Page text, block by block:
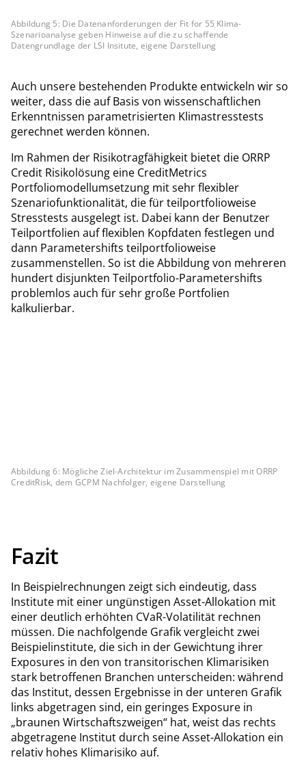
Abbildung 5: Die Datenanforderungen der Fit for 55 Klima-
Szenarioanalyse geben Hinweise auf die zu schaffende
Datengrundlage der LSI Insitute, eigene Darstellung
Auch unsere bestehenden Produkte entwickeln wir so
weiter, dass die auf Basis von wissenschaftlichen
Erkenntnissen parametrisierten Klimastresstests
gerechnet werden können.
Im Rahmen der Risikotragfähigkeit bietet die ORRP
Credit Risikolösung eine CreditMetrics
Portfoliomodellumsetzung mit sehr flexibler
Szenariofunktionalität, die für teilportfolioweise
Stresstests ausgelegt ist. Dabei kann der Benutzer
Teilportfolien auf flexiblen Kopfdaten festlegen und
dann Parametershifts teilportfolioweise
zusammenstellen. So ist die Abbildung von mehreren
hundert disjunkten Teilportfolio-Parametershifts
problemlos auch für sehr große Portfolien
kalkulierbar.
Abbildung 6: Mögliche Ziel-Architektur im Zusammenspiel mit ORRP
CreditRisk, dem GCPM Nachfolger, eigene Darstellung
Fazit
In Beispielrechnungen zeigt sich eindeutig, dass
Institute mit einer ungünstigen Asset-Allokation mit
einer deutlich erhöhten CVaR-Volatilität rechnen
müssen. Die nachfolgende Grafik vergleicht zwei
Beispielinstitute, die sich in der Gewichtung ihrer
Exposures in den von transitorischen Klimarisiken
stark betroffenen Branchen unterscheiden: während
das Institut, dessen Ergebnisse in der unteren Grafik
links abgetragen sind, ein geringes Exposure in
„braunen Wirtschaftszweigen“ hat, weist das rechts
abgetragene Institut durch seine Asset-Allokation ein
relativ hohes Klimarisiko auf.